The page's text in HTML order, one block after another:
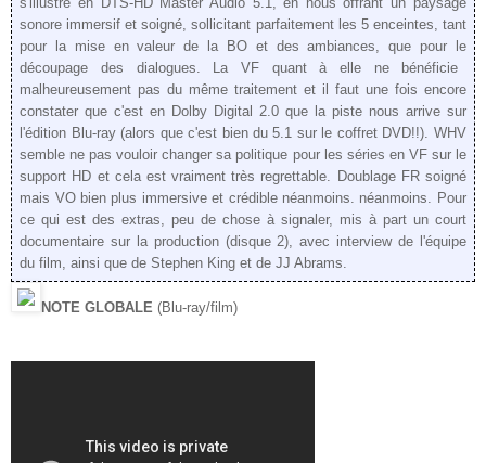
sonore immersif et soigné, sollicitant parfaitement les 5 enceintes , tant
pour la mise en valeur de la BO et des ambiances, que pour le
découpage des dialogues . La VF quant à elle
ne bénéficie
malheureusement pas du même traitement et il faut une fois encore
constater que c'est en Dolby Digital 2.0 que la piste nous arrive sur
l'édition Blu-ray (alors que c'est bien du 5.1 sur le coffret DVD!!). WHV
semble ne pas vouloir changer sa politique pour les séries en VF sur le
support HD et cela est vraiment très regrettable.
Doublage FR soigné
mais VO bien plus immersive et crédible néanmoins. néanmoins. Pour
ce qui est des extras, peu de chose à signaler, mis à part un court
documentaire sur la production (disque 2) , avec interview de l'équipe
du film, ainsi que de Stephen King et de JJ Abrams.
NOTE GLOBALE (Blu-ray/film)